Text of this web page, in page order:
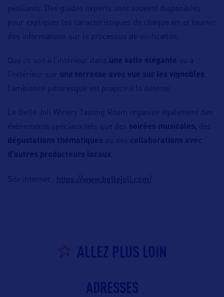
pétillants. Des guides experts sont souvent disponibles
pour expliquer les caractéristiques de chaque vin et fournir
des informations sur le processus de vinification.
Que ce soit à l’intérieur dans une salle élégante ou à
l’extérieur sur
une terrasse avec vue sur les vignobles
l’ambiance pittoresque est propice à la détente.
Le Belle Joli Winery Tasting Room organise également des
événements spéciaux tels que des soirées musicales, des
dégustations thématiques ou des collaborations avec
d’autres producteurs locaux
Site internet : https://www.bellejoli.com/
ALLEZ PLUS LOIN
ADRESSES